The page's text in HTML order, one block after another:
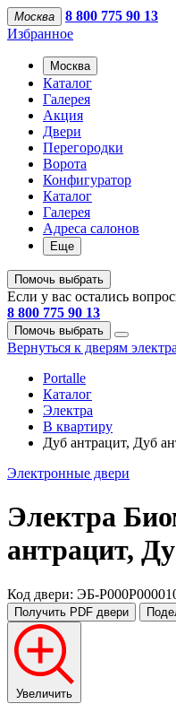
Москва
8 800 775 90 13
Избранное
Москва
Каталог
Галерея
Акция
Двери
Перегородки
Ворота
Конфигуратор
Каталог
Галерея
Адреса салонов
Еще
Помочь выбрать
Если у вас остались
8 800 775 90 13
Помочь выбрать
Вернуться к дверям электра
Portalle
Каталог
Электра
В квартиру
Дуб антрацит, Дуб
Электронные двери
Электра
антрацит,
Код двери: ЭБ-
Получить PDF двери
Увеличить